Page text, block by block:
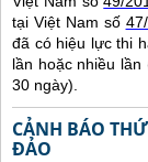
tại Việt Nam số
đã có hiệu lực thi
lần hoặc nhiều
30 ngày).
CẢNH BÁO
ĐẢO